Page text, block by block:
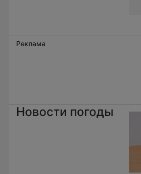
Реклама
Новости погоды